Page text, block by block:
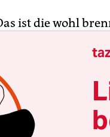
ist die wohl
in Händen,
zu
wie „Georg